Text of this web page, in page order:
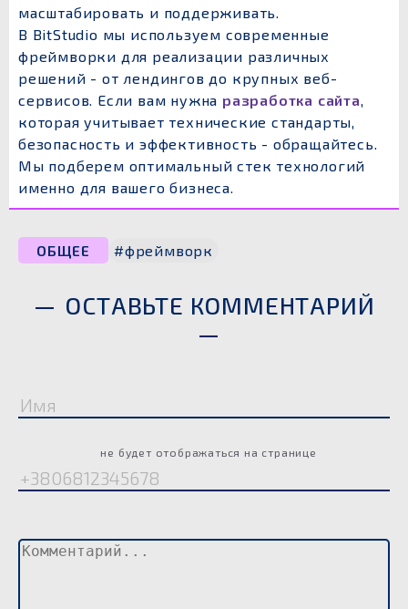
масштабировать и поддерживать.
В BitStudio мы используем современные
фреймворки для реализации различных
решений - от лендингов до крупных веб-
сервисов. Если вам нужна разработка сайта
которая учитывает технические стандарты,
безопасность и эффективность - обращайтесь.
Мы подберем оптимальный стек технологий
именно для вашего бизнеса.
ОБЩЕЕ #фреймворк
ОСТАВЬТЕ КОММЕНТАРИЙ
не будет отображаться на странице